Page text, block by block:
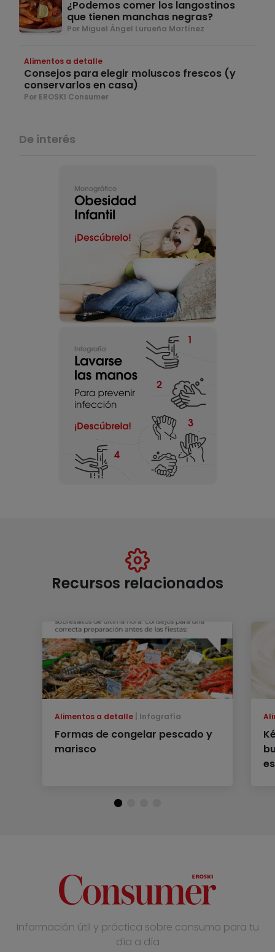
¿Podemos comer los langostinos
que tienen manchas negras?
Por Miguel Ángel Lurueña Martínez
Alimentos a detalle
Consejos para elegir moluscos frescos (y
conservarlos en casa)
Por EROSKI Consumer
De interés
Recursos relacionados
Alimentos a detalle Infografía
Formas de congelar pescado y
marisco
Información útil y práctica sobre consumo para tu
día a día